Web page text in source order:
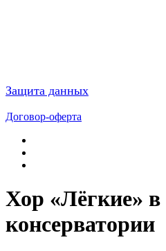
Защита данных
Договор-оферта
Хор «Лёгкие» в
консерватории